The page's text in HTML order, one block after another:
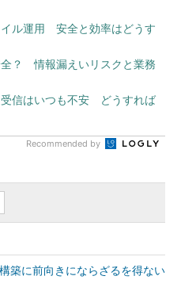
ル運用 安全と効率はどうす
？ 情報漏えいリスクと業務
信はいつも不安 どうすれば
Recommended by
築に前向きにならざるを得ない